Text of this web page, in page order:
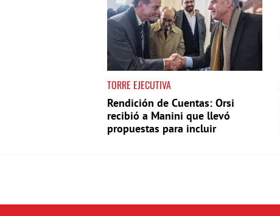
TORRE EJECUTIVA
Rendición de Cuentas: Orsi
recibió a Manini que llevó
propuestas para incluir